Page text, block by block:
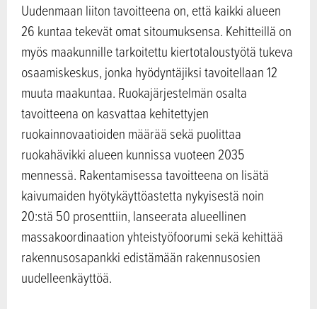
Uudenmaan liiton tavoitteena on, että kaikki alueen
26 kuntaa tekevät omat sitoumuksensa. Kehitteillä on
myös maakunnille tarkoitettu kiertotaloustyötä tukeva
osaamiskeskus, jonka hyödyntäjiksi tavoitellaan 12
muuta maakuntaa. Ruokajärjestelmän osalta
tavoitteena on kasvattaa kehitettyjen
ruokainnovaatioiden määrää sekä puolittaa
ruokahävikki alueen kunnissa vuoteen 2035
mennessä. Rakentamisessa tavoitteena on lisätä
kaivumaiden hyötykäyttöastetta nykyisestä noin
20:stä 50 prosenttiin, lanseerata alueellinen
massakoordinaation yhteistyöfoorumi sekä kehittää
rakennusosapankki edistämään rakennusosien
uudelleenkäyttöä.